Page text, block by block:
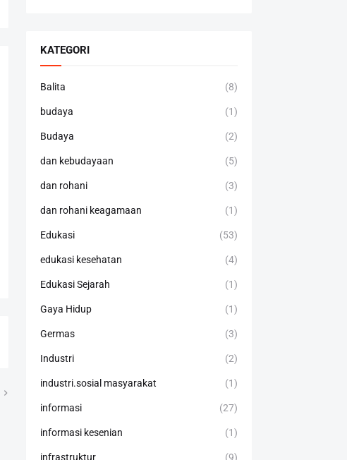
KATEGORI
Balita (8)
budaya (1)
Budaya (2)
dan kebudayaan (5)
dan rohani (3)
dan rohani keagamaan (1)
Edukasi (53)
edukasi kesehatan (4)
Edukasi Sejarah (1)
Gaya Hidup (1)
Germas (3)
Industri (2)
industri.sosial masyarakat (1)
informasi (27)
informasi kesenian (1)
infrastruktur (9)